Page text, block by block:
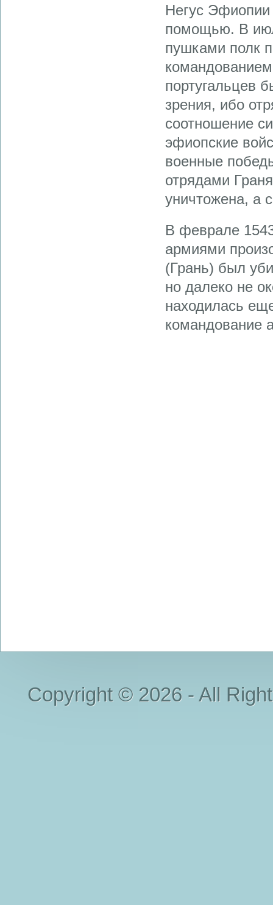
Негус Эфиопии
помощью. В
пушками полк
португальцев
зрения, ибо
соотношение
эфиопские
военные
отрядами
уничтожена, а
В феврале
армиями
(Грань) был
но далеко не
находилась
командование
Copyright © 2026 - All